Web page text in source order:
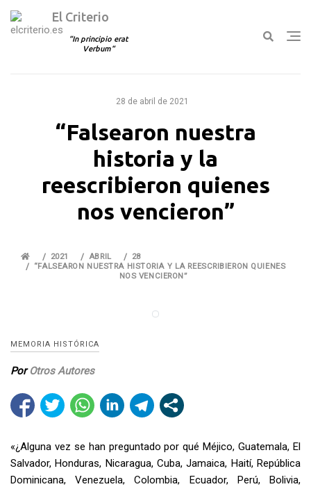
El Criterio
In principio erat
Verbum
28 de abril de 2021
“Falsearon nuestra
historia y la
reescribieron quienes
nos vencieron”
2021 ABRIL
28
“FALSEARON NUESTRA HISTORIA Y LA REESCRIBIERON QUIENES
NOS VENCIERON”
MEMORIA HISTÓRICA
PorOtros Autores
«¿Alguna vez se han preguntado por qué Méjico, Guatemala, El
Salvador, Honduras, Nicaragua, Cuba, Jamaica, Haití, República
Dominicana, Venezuela, Colombia, Ecuador, Perú, Bolivia,